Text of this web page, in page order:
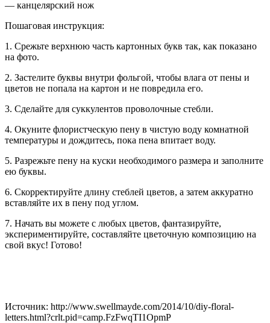
— канцелярский нож
Пошаговая инструкция:
1. Срежьте верхнюю часть картонных букв так, как показано
на фото.
2. Застелите буквы внутри фольгой, чтобы влага от пены и
цветов не попала на картон и не повредила его.
3. Сделайте для суккулентов проволочные стебли.
4. Окуните флористческую пену в чистую воду комнатной
температуры и дождитесь, пока пена впитает воду.
5. Разрежьте пену на куски необходимого размера и заполните
ею буквы.
6. Скорректируйте длину стеблей цветов, а затем аккуратно
вставляйте их в пену под углом.
7. Начать вы можете с любых цветов, фантазируйте,
экспериментируйте, составляйте цветочную композицию на
свой вкус! Готово!
Источник: http://www.swellmayde.com/2014/10/diy-floral-
letters.html?crlt.pid=camp.FzFwqTI1OpmP